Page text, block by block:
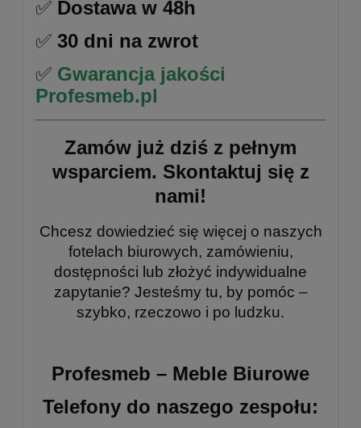
✅ Dostawa w 48h
✅ 30 dni na zwrot
✅ Gwarancja jakości
Profesmeb.pl
Zamów już dziś z pełnym
wsparciem. Skontaktuj się z
nami!
Chcesz dowiedzieć się więcej o naszych
fotelach biurowych, zamówieniu,
dostępności lub złożyć indywidualne
zapytanie? Jesteśmy tu, by pomóc –
szybko, rzeczowo i po ludzku.
Profesmeb – Meble Biurowe
Telefony do naszego zespołu: